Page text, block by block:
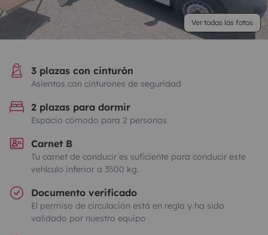
Ver todas las fotos
3 plazas con cinturón
Asientos con cinturones de seguridad
2 plazas para dormir
Espacio cómodo para 2 personas
Carnet B
Tu carnet de conducir es suficiente para conducir este
vehículo inferior a 3500 kg.
Documento verificado
El permiso de circulación está en regla y ha sido
validado por nuestro equipo